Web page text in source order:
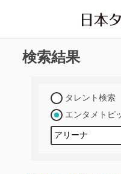
検索結果
タレント検索
エンタメトピ